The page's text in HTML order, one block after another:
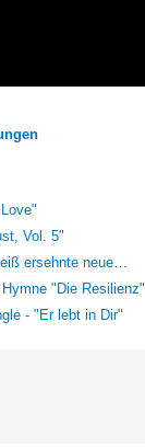
Vol. 5"
ersehnte neue…
"Die Resilienz"
- "Er lebt in Dir"